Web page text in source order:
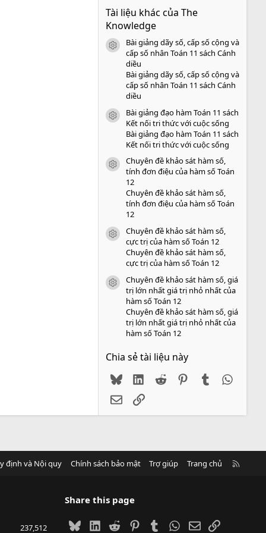
0
0
o
Tài liệu khác của The
Knowledge
icon tài liệu
Bài giảng dãy số, cấp số cộng và
cấp số nhân Toán 11 sách Cánh
diều
Bài giảng dãy số, cấp số cộng và
cấp số nhân Toán 11 sách Cánh
diều
icon tài liệu
Bài giảng đạo hàm Toán 11 sách
Kết nối tri thức với cuộc sống
Bài giảng đạo hàm Toán 11 sách
Kết nối tri thức với cuộc sống
icon tài liệu
Chuyên đề khảo sát hàm số,
tính đơn điệu của hàm số Toán
12
Chuyên đề khảo sát hàm số,
tính đơn điệu của hàm số Toán
12
icon tài liệu
Chuyên đề khảo sát hàm số,
cực trị của hàm số Toán 12
Chuyên đề khảo sát hàm số,
cực trị của hàm số Toán 12
icon tài liệu
Chuyên đề khảo sát hàm số, giá
trị lớn nhất giá trị nhỏ nhất của
hàm số Toán 12
Chuyên đề khảo sát hàm số, giá
trị lớn nhất giá trị nhỏ nhất của
hàm số Toán 12
Chia sẻ tài liệu này
BlueskyLinkedIn
Reddit PinterestTumblr
EmailLink
định và Nội quy Chính sách bảo mật Trợ giúp Trang chủ
237,512
Share this page
BlueskyLinkedIn
Reddit PinterestTumblrWhatsApp
EmailLink